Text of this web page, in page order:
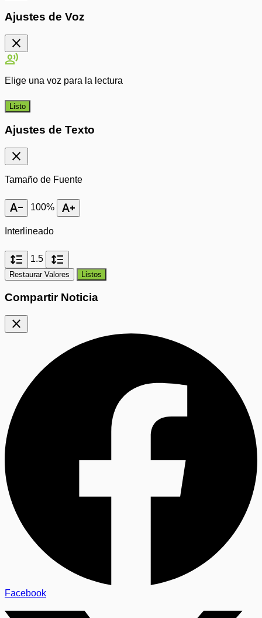
Ajustes de Voz
close
record_voice_over
Elige una voz para la lectura
Listo
Ajustes de Texto
close
Tamaño de Fuente
text_decrease 100% text_increase
Interlineado
format_line_spacing 1.5 format_line_spacing
Restaurar Valores Listos
Compartir Noticia
close
Facebook